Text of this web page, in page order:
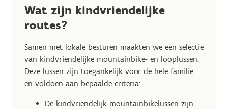
Wat zijn kindvriendelijke
routes?
Samen met lokale besturen maakten we een selectie
van kindvriendelijke mountainbike- en looplussen.
Deze lussen zijn toegankelijk voor de hele familie
en voldoen aan bepaalde criteria:
De kindvriendelijk mountainbikelussen zijn